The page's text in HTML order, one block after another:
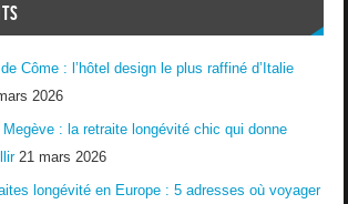
Côme : l’hôtel design le plus raffiné d’Italie
2026
Megève : la retraite longévité chic qui donne
21 mars 2026
longévité en Europe : 5 adresses où voyager